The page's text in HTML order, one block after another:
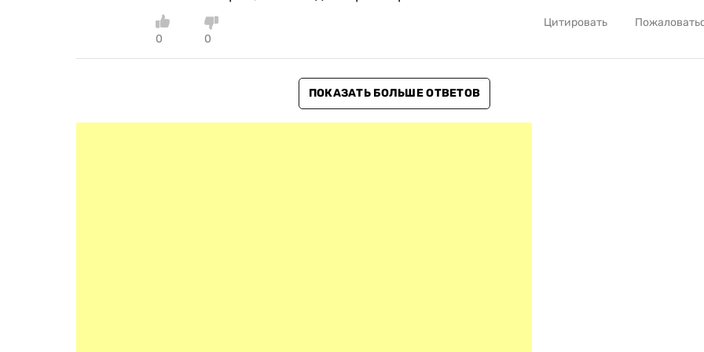
0 0
Цитировать
ПОКАЗАТЬ БОЛЬШЕ ОТВЕТОВ